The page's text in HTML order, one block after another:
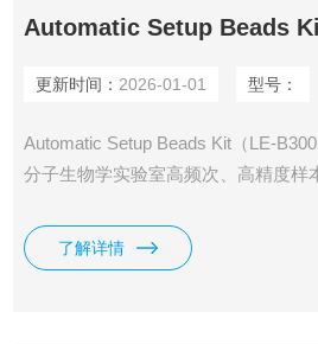
Automatic Setup Beads
更新时间： 2026-01-01 型号：
Automatic Setup Beads Kit（LE-
分子生物学实验室高频次、高精度样
的自动化提取、纯化及分装，适用于
测、基因表达分析等场景。
了解详情